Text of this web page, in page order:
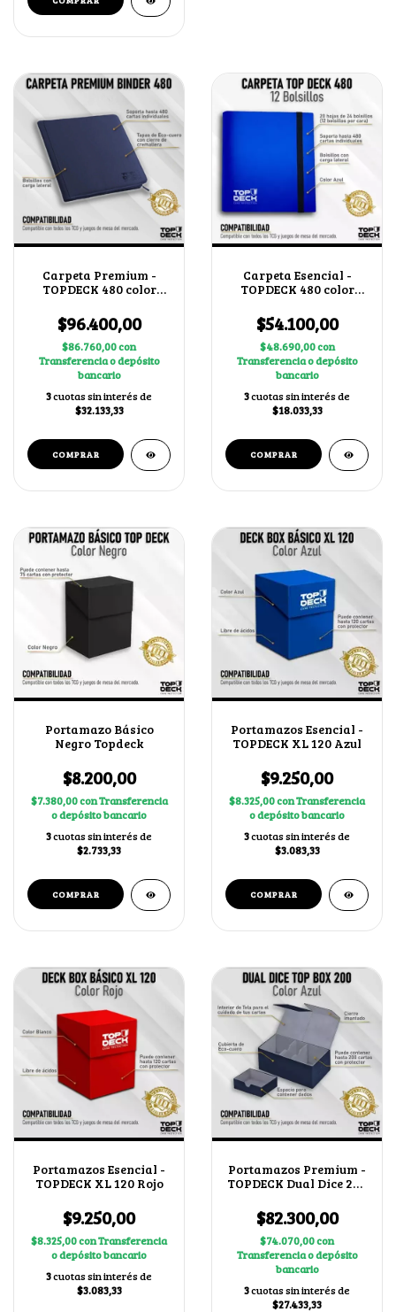
Carpeta Premium -
TOPDECK 480 color
$96.400,00
$86.760,00con
Transferencia o depósito
bancario
3cuotas sin interés de
$32.133,33
Carpeta Esencial -
TOPDECK 480 color
$54.100,00
$48.690,00con
Transferencia o depósito
bancario
3cuotas sin interés de
$18.033,33
Portamazo Básico
Negro Topdeck
$8.200,00
$7.380,00conTransferencia
o depósito bancario
3cuotas sin interés de
$2.733,33
Portamazos Esencial -
TOPDECK XL 120 Azul
$9.250,00
$8.325,00conTransferencia
o depósito bancario
3cuotas sin interés de
$3.083,33
Portamazos Esencial -
TOPDECK XL 120 Rojo
$9.250,00
$8.325,00conTransferencia
o depósito bancario
3cuotas sin interés de
$3.083,33
Portamazos Premium -
TOPDECK Dual Dice 200
$82.300,00
$74.070,00con
Transferencia o depósito
bancario
3cuotas sin interés de
$27.433,33